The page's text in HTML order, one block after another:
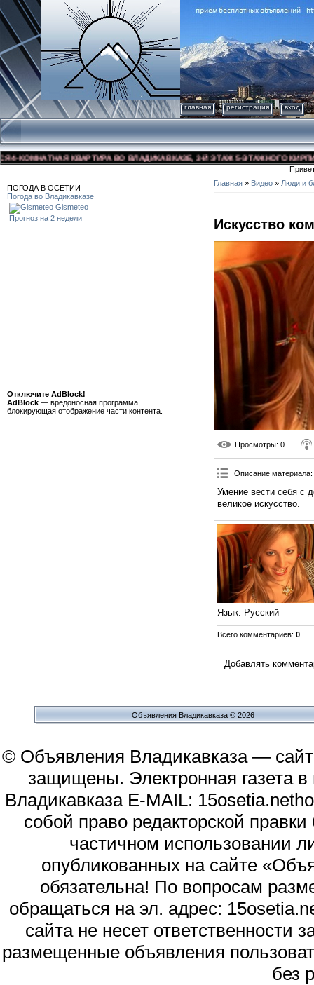
главная регистрация вход
КВАРТИРА ВО ВЛАДИКАВКАЗЕ, 3-Й ЭТАЖ 5-ЭТАЖНОГО
ПОГОДА В ОСЕТИИ
Погода во Владикавказе
Gismeteo
Прогноз на 2 недели
Отключите AdBlock!
AdBlock — вредоносная программа,
блокирующая отображение части контента.
Главная » Видео » Люди и
Искусство
Просмотры: 0
Описание материала:
Умение вести себя с
великое искусство.
Язык: Русский
Всего комментариев: 0
Добавлять
Объявления Владикавказа © 2026
© Объявления Владикавказа —
защищены. Электронная газета
Владикавказа E-MAIL:
собой право редакторской
частичном использовании
опубликованных на сайте
обязательна! По вопросам
обращаться на эл. адрес:
сайта не несет
размещенные объявления
без